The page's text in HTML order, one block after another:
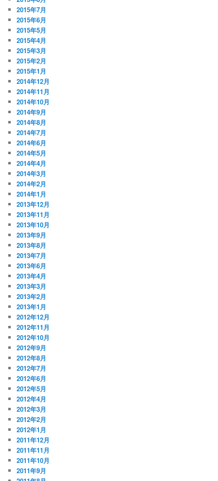
2015年7月
2015年6月
2015年5月
2015年4月
2015年3月
2015年2月
2015年1月
2014年12月
2014年11月
2014年10月
2014年9月
2014年8月
2014年7月
2014年6月
2014年5月
2014年4月
2014年3月
2014年2月
2014年1月
2013年12月
2013年11月
2013年10月
2013年9月
2013年8月
2013年7月
2013年6月
2013年4月
2013年3月
2013年2月
2013年1月
2012年12月
2012年11月
2012年10月
2012年9月
2012年8月
2012年7月
2012年6月
2012年5月
2012年4月
2012年3月
2012年2月
2012年1月
2011年12月
2011年11月
2011年10月
2011年9月